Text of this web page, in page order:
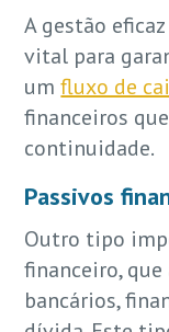
A gestão
vital para
umfluxo de
financeiros
continuidade.
Passivos
Outro tipo
financeiro,
bancários,